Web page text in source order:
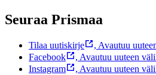
Seuraa Prismaa
Tilaa uutiskirje , Avautuu
Facebook
, Avautuu uuteen
Instagram
, Avautuu uuteen